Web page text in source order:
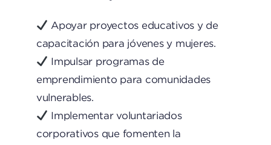
Apoyar proyectos educativos y de
capacitación para jóvenes y mujeres.
Impulsar programas de
emprendimiento para comunidades
vulnerables.
Implementar voluntariados
corporativos que fomenten la